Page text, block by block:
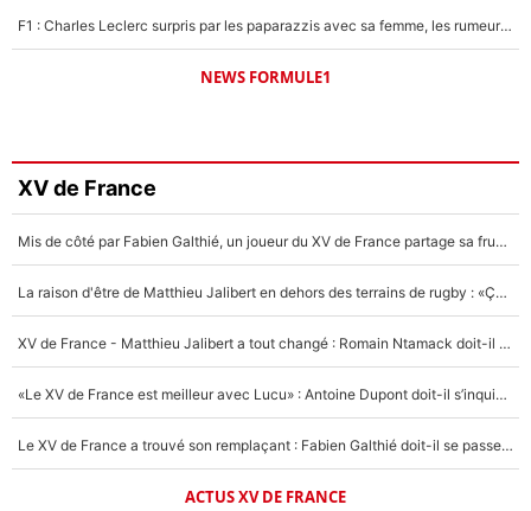
F1 : Charles Leclerc surpris par les paparazzis avec sa femme, les rumeurs étaient vraies !
NEWS FORMULE1
XV de France
Mis de côté par Fabien Galthié, un joueur du XV de France partage sa frustration : «ils ne me l’ont pas dit tout de suite»
La raison d'être de Matthieu Jalibert en dehors des terrains de rugby : «Ça m'atteint autant que si tu touches à un membre de ma famille»
XV de France - Matthieu Jalibert a tout changé : Romain Ntamack doit-il s’inquiéter pour sa place à un an de la Coupe du monde ?
«Le XV de France est meilleur avec Lucu» : Antoine Dupont doit-il s’inquiéter pour sa place ?
Le XV de France a trouvé son remplaçant : Fabien Galthié doit-il se passer d'Antoine Dupont ?
ACTUS XV DE FRANCE